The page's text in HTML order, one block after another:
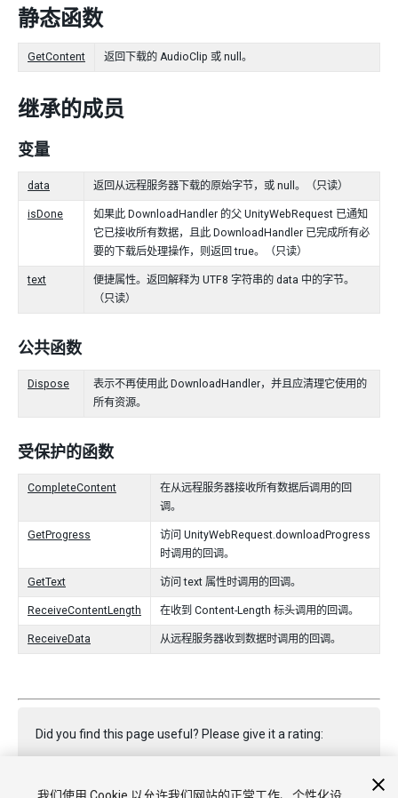
静态函数
GetContent 返回下载的 AudioClip 或 null。
继承的成员
变量
data 返回从远程服务器下载的原始字节，或 null。（只读）
isDone
如果此 DownloadHandler 的父 UnityWebRequest 已通知
它已接收所有数据，且此 DownloadHandler 已完成所有必
要的下载后处理操作，则返回 true。（只读）
text
便捷属性。返回解释为 UTF8 字符串的 data 中的字节。
（只读）
公共函数
Dispose
表示不再使用此 DownloadHandler，并且应清理它使用的
所有资源。
受保护的函数
CompleteContent
在从远程服务器接收所有数据后调用的回
调。
GetProgress
访问 UnityWebRequest.downloadProgress
时调用的回调。
GetText 访问 text 属性时调用的回调。
ReceiveContentLength 在收到 Content-Length 标头调用的回调。
ReceiveData 从远程服务器收到数据时调用的回调。
Did you find this page useful? Please give it a rating: